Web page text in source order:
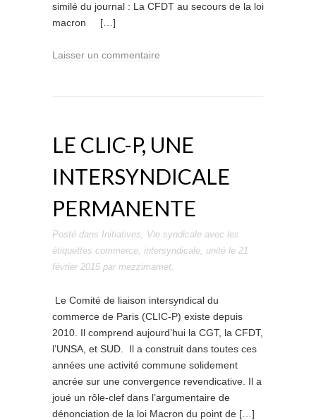
similé du journal : La CFDT au secours de la loi
macron […]
Laisser un commentaire
LE CLIC-P, UNE
INTERSYNDICALE
PERMANENTE
Posté dans Initiatives, Vie syndicale avec les
étiquettes commerce, intersyndicale, unité le 21
février 2015 par mezzimamet.
Le Comité de liaison intersyndical du
commerce de Paris (CLIC-P) existe depuis
2010. Il comprend aujourd’hui la CGT, la CFDT,
l’UNSA, et SUD. Il a construit dans toutes ces
années une activité commune solidement
ancrée sur une convergence revendicative. Il a
joué un rôle-clef dans l’argumentaire de
dénonciation de la loi Macron du point de […]